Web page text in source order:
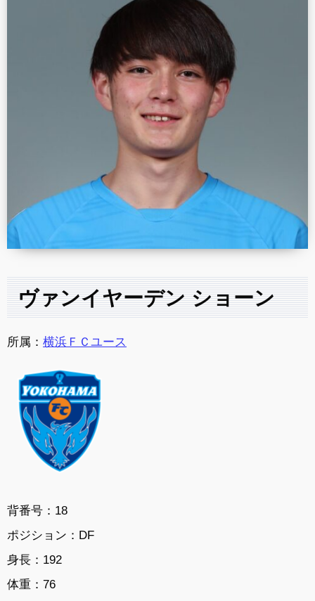
ヴァンイヤーデン ショーン
所属： 横浜ＦＣユース
背番号：18
ポジション：DF
身長：192
体重：76